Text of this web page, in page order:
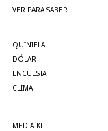
VER PARA SABER
QUINIELA
DÓLAR
ENCUESTA
CLIMA
MEDIA KIT